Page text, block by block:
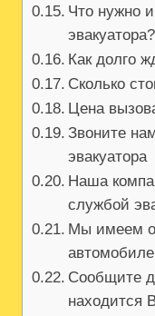
Что нужно
эвакуатора?
Как долго
Сколько
Цена
Звоните
эвакуатора
Наша
службой
Мы имеем
Сообщите
находится